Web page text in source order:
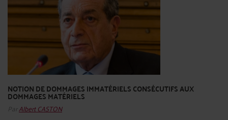
NOTION DE DOMMAGES IMMATÉRIELS CONSÉCUTIFS AUX
DOMMAGES MATÉRIELS
ParAlbert CASTON